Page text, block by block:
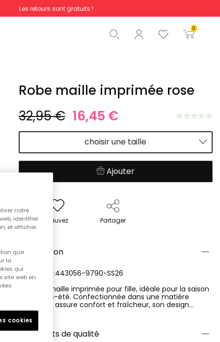
Les retours sont gratuits !
0
Total 0,00 €
Commencer la commande
Robe maille imprimée rose
32,95 € 16,45 €
choisir une taille
Ajouter
Sauvez Partager
Description
RÉFÉRENCE:443056-9790-SS26
Robe en maille imprimée pour fille, idéale pour la saison
printemps-été. Confectionnée dans une matière
douce qui assure confort et fraîcheur, son design
présente une base rose avec un imprimé d'animaux qui
apporte une touche amusante. Comme détail, elle
possède des volants sur les bretelles et un autre volant
au bas de la robe. Disponible en tailles de 2 ans à 14 ans.
Ver más
Certificats de qualité
notre
identifier
et afficher
que
la
qui
site web en
cookies